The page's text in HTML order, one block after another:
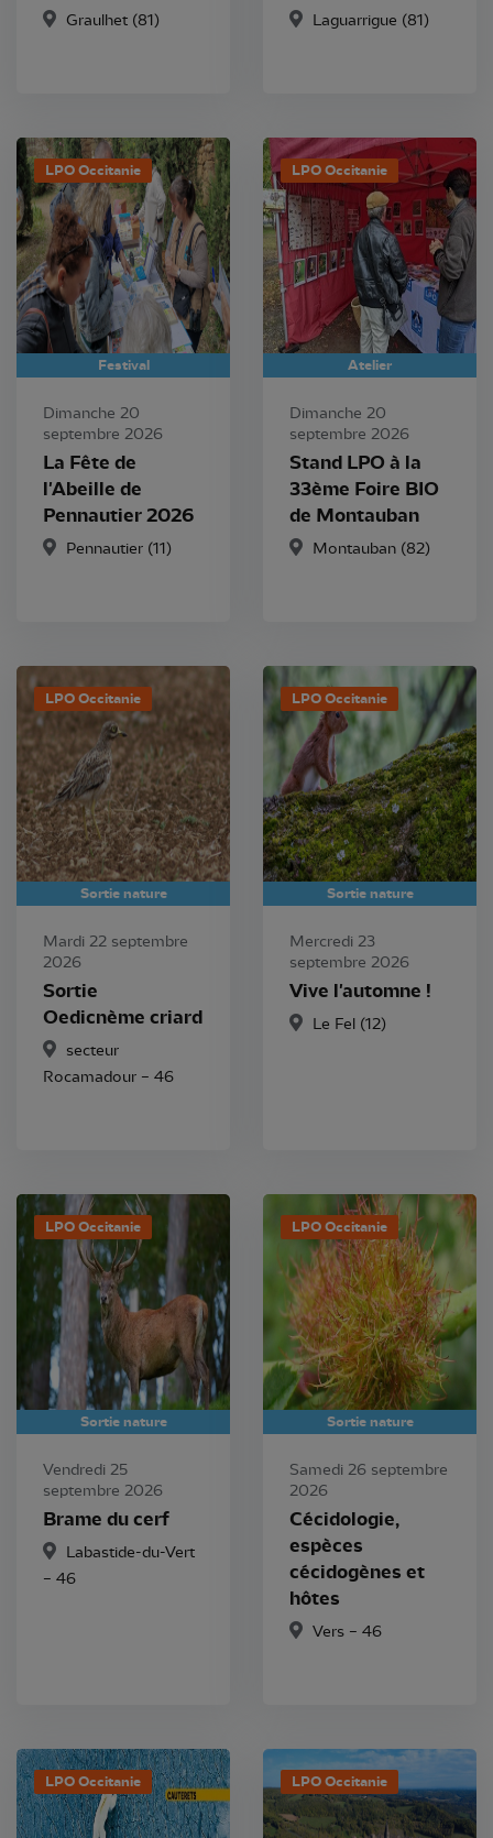
Graulhet (81) Laguarrigue (81)
LPO Occitanie
Festival
Dimanche 20
septembre 2026
La Fête de
l'Abeille de
Pennautier 2026
Pennautier (11)
LPO Occitanie
Atelier
Dimanche 20
septembre 2026
Stand LPO à la
33ème Foire BIO
de Montauban
Montauban (82)
LPO Occitanie
Sortie nature
Mardi 22 septembre
2026
Sortie
Oedicnème criard
secteur
Rocamadour – 46
LPO Occitanie
Sortie nature
Mercredi 23
septembre 2026
Vive l'automne !
Le Fel (12)
LPO Occitanie
Sortie nature
Vendredi 25
septembre 2026
Brame du cerf
Labastide-du-Vert
– 46
LPO Occitanie
Sortie nature
Samedi 26 septembre
2026
Cécidologie,
espèces
cécidogènes et
hôtes
Vers – 46
LPO Occitanie LPO Occitanie